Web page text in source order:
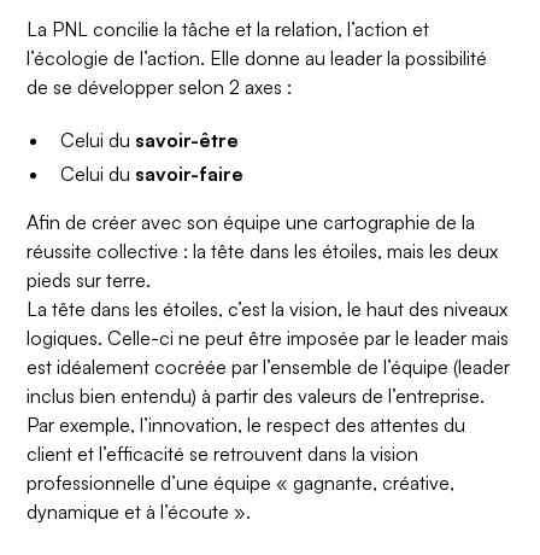
La PNL concilie la tâche et la relation, l’action et
l’écologie de l’action. Elle donne au leader la possibilité
de se développer selon 2 axes :
Celui du savoir-être
Celui du savoir-faire
Afin de créer avec son équipe une cartographie de la
réussite collective : la tête dans les étoiles, mais les deux
pieds sur terre.
La tête dans les étoiles, c’est la vision, le haut des niveaux
logiques. Celle-ci ne peut être imposée par le leader mais
est idéalement cocréée par l’ensemble de l’équipe (leader
inclus bien entendu) à partir des valeurs de l’entreprise.
Par exemple, l’innovation, le respect des attentes du
client et l’efficacité se retrouvent dans la vision
professionnelle d’une équipe « gagnante, créative,
dynamique et à l’écoute ».